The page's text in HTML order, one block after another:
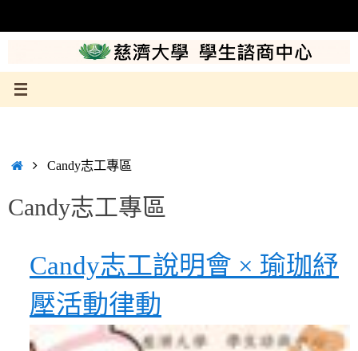
to
HomeCandy志工專區
Candy志工專區
Candy志工說明會 × 瑜珈紓
壓活動律動